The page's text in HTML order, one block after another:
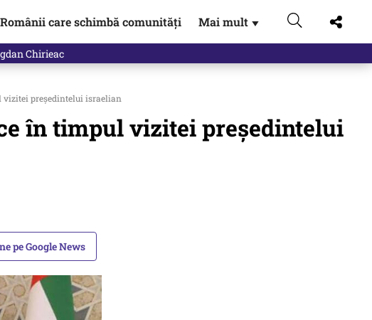
Românii care schimbă comunități Mai mult ▼
Chirieac
vizitei președintelui israelian
în timpul vizitei președintelui
pe Google News